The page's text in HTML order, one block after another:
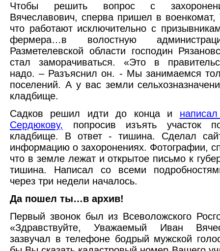
Чтобы решить вопрос с
Вячеславович, сперва пришел в военкомат,
что работают исключительно с
фермера…в волостную
Разметелевской области господин
стал заморачиваться. «Это в
надо. – Разъяснил он. - Мы занимаемся
поселений. А у вас земли
кладбище.
Садков решил идти до конца и
Сердюкову, попросив изъять участок
кладбище. В ответ - тишина. Сделал
информацию о захоронениях. Фотографии,
что в земле лежат и открытое письмо к
тишина. Написал со всеми
через три недели началось.
Да пошел ты…в архив!
Первый звонок был из Всеволожского
«Здравствуйте, Уважаемый Иван
зазвучал в телефоне бодрый мужской